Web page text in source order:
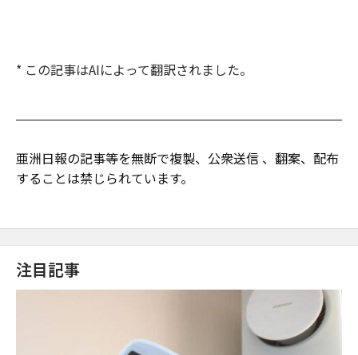
* この記事はAIによって翻訳されました。
亜洲日報の記事等を無断で複製、公衆送信 、翻案、配布
することは禁じられています。
注目記事